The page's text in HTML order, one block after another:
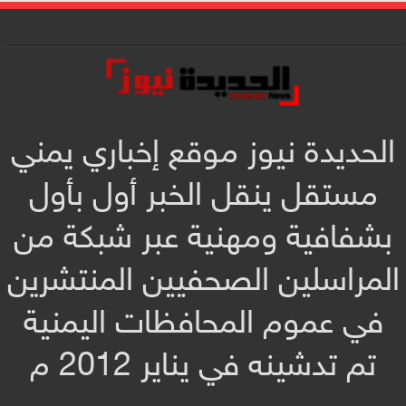
الحديدة نيوز موقع إخباري يمني
مستقل ينقل الخبر أول بأول
بشفافية ومهنية عبر شبكة من
المراسلين الصحفيين المنتشرين
في عموم المحافظات اليمنية
تم تدشينه في يناير 2012 م